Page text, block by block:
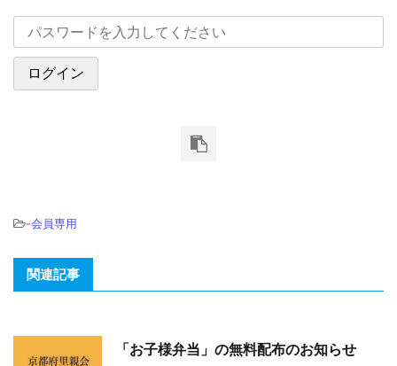
-会員専用
関連記事
「お子様弁当」の無料配布のお知らせ